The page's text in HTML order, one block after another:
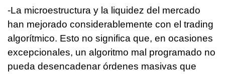
-La microestructura y la liquidez del mercado
han mejorado considerablemente con el trading
algorítmico. Esto no significa que, en ocasiones
excepcionales, un algoritmo mal programado no
pueda desencadenar órdenes masivas que